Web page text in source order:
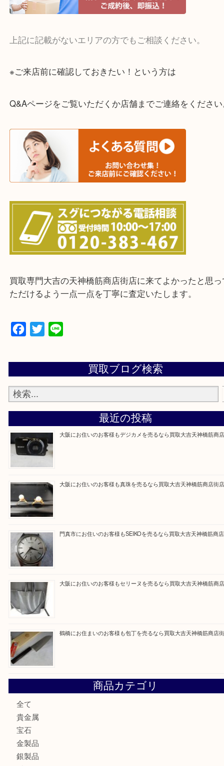
・宅配買取実施中
一部の対象品を除き全国より宅配買取を承っていま
ご依頼・ご相談はお気軽にください。
上記に記載がないエリアの方でもご相談ください。
※ご来店前に確認しておきたい！という方は
Q&Aページをご覧いただくか店舗までご連絡をくだ
買取専門大吉の天神橋筋商店街店に来てよかったと
ただけるよう一点一点を丁寧に査定いたします。
Facebook
Twitter
Line
最近の投稿